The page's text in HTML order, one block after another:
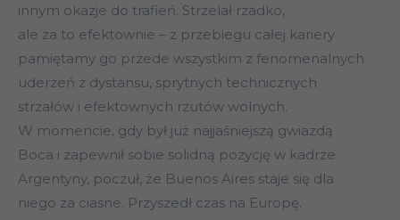
innym okazje do trafień. Strzelał rzadko,
ale za to efektownie – z przebiegu całej kariery
pamiętamy go przede wszystkim z fenomenalnych
uderzeń z dystansu, sprytnych technicznych
strzałów i efektownych rzutów wolnych.
W momencie, gdy był już najjaśniejszą gwiazdą
Boca i zapewnił sobie solidną pozycję w kadrze
Argentyny, poczuł, że Buenos Aires staje się dla
niego za ciasne. Przyszedł czas na Europę.